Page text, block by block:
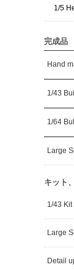
1/5
完成品
Hand
1/43
1/64
Large
キット
1/43 Kit
Large
Detail